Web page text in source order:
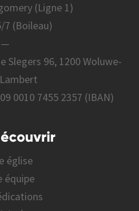
(Ligne 1)
7 (Boileau)
—
Slegers 96, 1200 Woluwe-
0010 7455 2357 (IBAN)
église
équipe